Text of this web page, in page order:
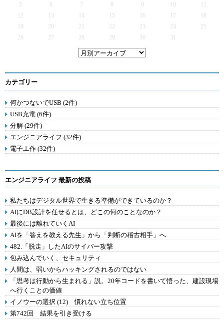
5
6 7 9
12
13 14 15 16 17
19
20 21 22 23 24
25
26
27 28 29 30 31
カテゴリー
何かつないでUSB (2件)
USB充電 (6件)
分解 (29件)
エンジニアライフ (32件)
電子工作 (32件)
エンジニアライフ 最新の投稿
私たちはデジタル世界で生きる準備ができているのか？
AIにDB設計を任せるとは、どこの何のことなのか？
最後には離れていくAI
AIを「答えを教える先生」から「判断の稽古相手」へ
482.「脱走」したAIのサイバー攻撃
包み込んでいく、セキュリティ
人間は、弱いからハッキングされるのではない
「思考は行動から生まれる」説。20年コードを書いて悟った、建設現場
へ行くことの価値
イノウーの選択 (12) 慣れない立ち位置
第742回 結果を引き受ける